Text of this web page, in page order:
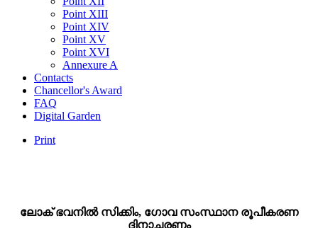
Point XIII
Point XIV
Point XV
Point XVI
Annexure A
Contacts
Chancellor's Award
FAQ
Digital Garden
Print
ലോക് ഭവനിൽ സിക്കിം, ഗോവ സംസ്ഥാന രൂപീകരണ
ദിനാചരണം